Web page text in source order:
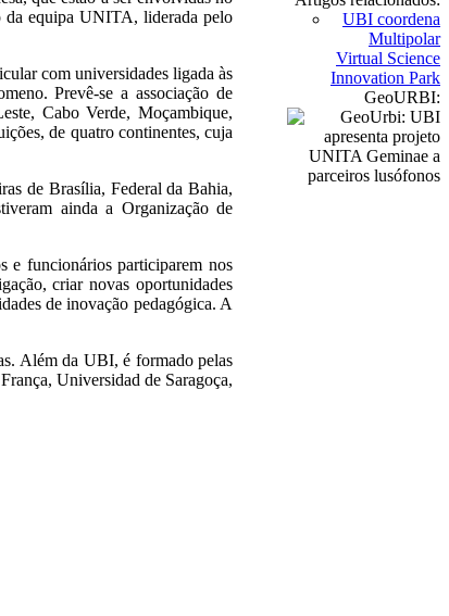
equipa UNITA, liderada pelo
com universidades ligada às
Prevê-se a associação de
Cabo Verde, Moçambique,
de quatro continentes, cuja
de Brasília, Federal da Bahia,
ainda a Organização de
e funcionários participarem nos
criar novas oportunidades
de inovação pedagógica. A
Além da UBI, é formado pelas
Universidad de Saragoça,
UBI coordena
Multipolar
Virtual Science
Innovation Park
GeoURBI: